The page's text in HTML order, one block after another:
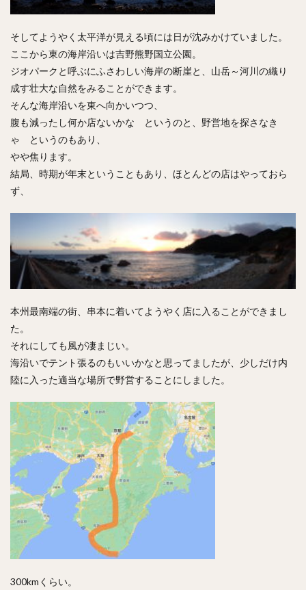
そしてようやく太平洋が見える頃には日が沈みかけていました。
ここから東の海岸沿いは吉野熊野国立公園。
ジオパークと呼ぶにふさわしい海岸の断崖と、山岳～河川の織り
成す壮大な自然をみることができます。
そんな海岸沿いを東へ向かいつつ、
腹も減ったし何か店ないかな というのと、野営地を探さなき
ゃ というのもあり、
やや焦ります。
結局、時期が年末ということもあり、ほとんどの店はやっておら
ず、
本州最南端の街、串本に着いてようやく店に入ることができまし
た。
それにしても風が凄まじい。
海沿いでテント張るのもいいかなと思ってましたが、少しだけ内
陸に入った適当な場所で野営することにしました。
300kmくらい。